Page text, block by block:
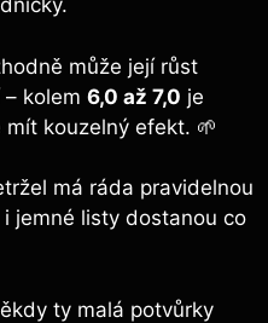
může ​její ‍růst
kolem 6,0 ‌až 7,0 ⁣je
⁢kouzelný efekt. ⁢🌱
má‍ ráda pravidelnou
jemné listy dostanou ‌co
ty ⁣malá potvůrky